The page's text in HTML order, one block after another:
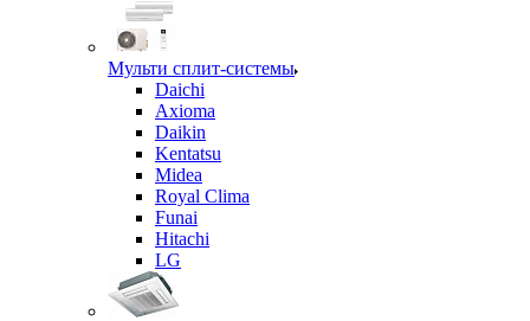
Мульти сплит-системы
Daichi
Axioma
Daikin
Kentatsu
Midea
Royal Clima
Funai
Hitachi
LG